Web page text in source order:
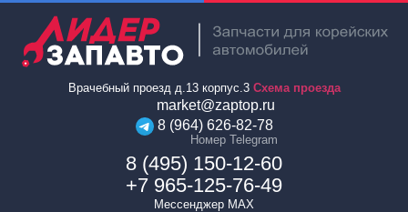
Врачебный проезд д.13 корпус.3 Схема проезда
market@zaptop.ru
8 (964) 626-82-78
Номер Telegram
8 (495) 150-12-60
+7 965-125-76-49
Мессенджер MAX